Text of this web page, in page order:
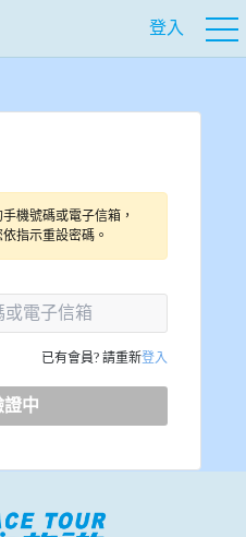
登入
機號碼或電子信箱，
指示重設密碼。
已有會員? 請重新登入
證中